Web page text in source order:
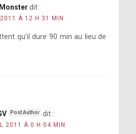
dit :
À 12 H 31 MIN
qu’il dure 90 min au lieu de
dit :
2011 À 0 H 04 MIN